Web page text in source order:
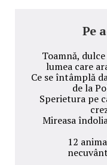
Pe
Toamnă,
lumea care
Ce se întâmplă
de la
Sperietura pe
Mireasa
12